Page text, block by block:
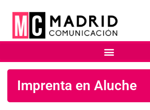
Imprenta en Aluche